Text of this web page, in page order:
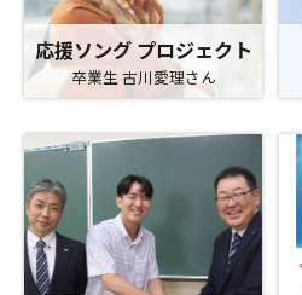
応援ソング プロジェクト
卒業生 古川愛理さん